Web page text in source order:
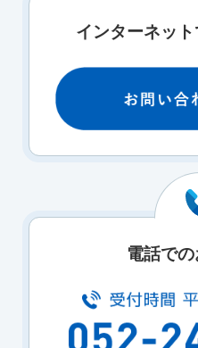
インターネッ
電話で